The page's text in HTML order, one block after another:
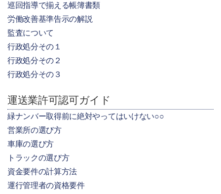
巡回指導で揃える帳簿書類
労働改善基準告示の解説
監査について
行政処分その１
行政処分その２
行政処分その３
運送業許可認可ガイド
緑ナンバー取得前に絶対やってはいけない○○
営業所の選び方
車庫の選び方
トラックの選び方
資金要件の計算方法
運行管理者の資格要件